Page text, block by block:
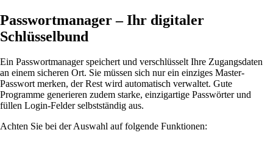
Passwortmanager – Ihr digitaler
Schlüsselbund
Ein Passwortmanager speichert und verschlüsselt Ihre Zugangsdaten
an einem sicheren Ort. Sie müssen sich nur ein einziges Master-
Passwort merken, der Rest wird automatisch verwaltet. Gute
Programme generieren zudem starke, einzigartige Passwörter und
füllen Login-Felder selbstständig aus.
Achten Sie bei der Auswahl auf folgende Funktionen: